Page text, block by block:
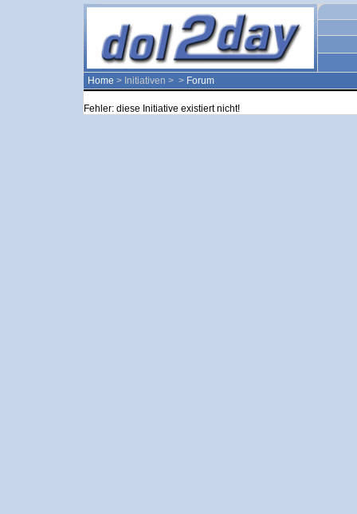
Home > Initiativen > > Forum
Fehler: diese Initiative existiert nicht!